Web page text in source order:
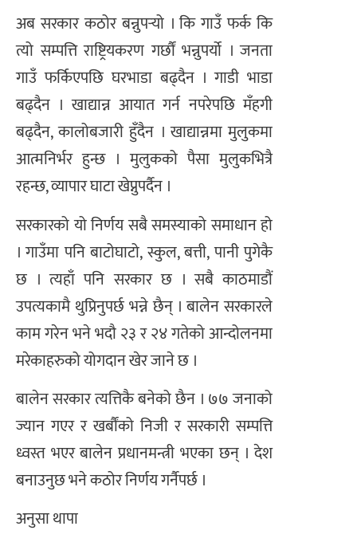
अब सरकार कठोर बन्नुपर्‍यो । कि गाउँ फर्क कि
त्यो सम्पत्ति राष्ट्रियकरण गर्छौं भन्नुपर्यो । जनता
गाउँ फर्किएपछि घरभाडा बढ्दैन । गाडी भाडा
बढ्दैन । खाद्यान्न आयात गर्न नपरेपछि मँहगी
बढ्दैन, कालोबजारी हुँदैन । खाद्यान्नमा मुलुकमा
आत्मनिर्भर हुन्छ । मुलुकको पैसा मुलुकभित्रै
रहन्छ, व्यापार घाटा खेप्नुपर्दैन ।
सरकारको यो निर्णय सबै समस्याको समाधान हो
। गाउँमा पनि बाटोघाटो, स्कुल, बत्ती, पानी पुगेकै
छ । त्यहाँ पनि सरकार छ । सबै काठमाडौं
उपत्यकामै थुप्रिनुपर्छ भन्ने छैन् । बालेन सरकारले
काम गरेन भने भदौ २३ र २४ गतेको आन्दोलनमा
मरेकाहरुको योगदान खेर जाने छ ।
बालेन सरकार त्यत्तिकै बनेको छैन । ७७ जनाको
ज्यान गएर र खर्बौंको निजी र सरकारी सम्पत्ति
ध्वस्त भएर बालेन प्रधानमन्त्री भएका छन् । देश
बनाउनुछ भने कठोर निर्णय गर्नैपर्छ ।
अनुसा थापा